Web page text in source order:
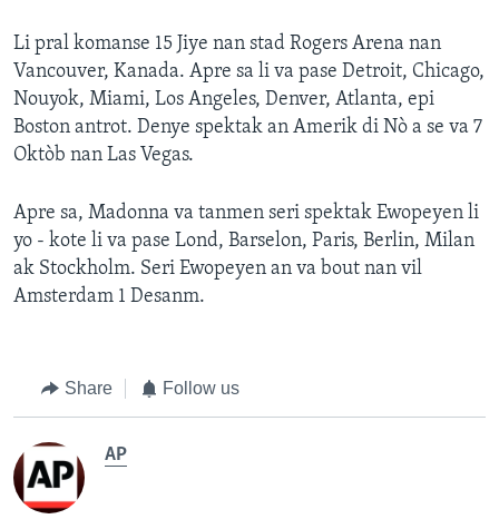
Li pral komanse 15 Jiye nan stad Rogers Arena nan
Vancouver, Kanada. Apre sa li va pase Detroit, Chicago,
Nouyok, Miami, Los Angeles, Denver, Atlanta, epi
Boston antrot. Denye spektak an Amerik di Nò a se va 7
Oktòb nan Las Vegas.
Apre sa, Madonna va tanmen seri spektak Ewopeyen li
yo - kote li va pase Lond, Barselon, Paris, Berlin, Milan
ak Stockholm. Seri Ewopeyen an va bout nan vil
Amsterdam 1 Desanm.
Share Follow us
AP